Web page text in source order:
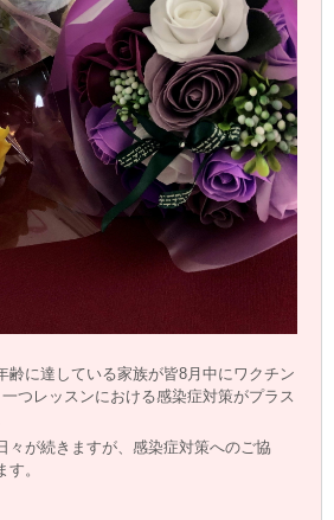
齢に達している家族が皆8月中にワクチン
つレッスンにおける感染症対策がプラス
々が続きますが、感染症対策へのご協
。